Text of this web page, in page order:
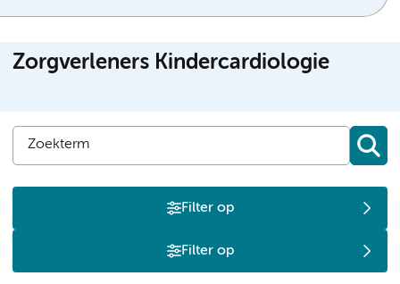
Zorgverleners Kindercardiologie
Filter op
Filter op